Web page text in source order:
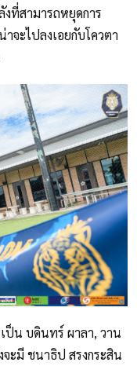
ที่สามารถหยุดการ
จะไปลงเอยกับโควตา
ป็น บดินทร์ ผาลา, วาน
ะมี ชนาธิป สรงกระสิน